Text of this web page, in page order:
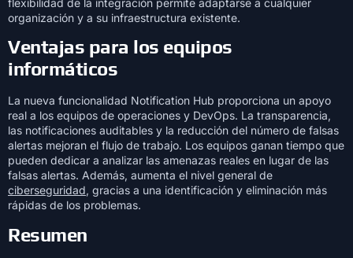
flexibilidad de la integración permite adaptarse a cualquier
organización y a su infraestructura existente.
Ventajas para los equipos
informáticos
La nueva funcionalidad Notification Hub proporciona un apoyo
real a los equipos de operaciones y DevOps. La transparencia,
las notificaciones auditables y la reducción del número de falsas
alertas mejoran el flujo de trabajo. Los equipos ganan tiempo que
pueden dedicar a analizar las amenazas reales en lugar de las
falsas alertas. Además, aumenta el nivel general de
ciberseguridad, gracias a una identificación y eliminación más
rápidas de los problemas.
Resumen